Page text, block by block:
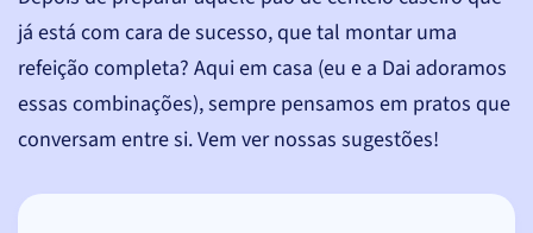
já está com cara de sucesso, que tal montar uma
refeição completa? Aqui em casa (eu e a Dai adoramos
essas combinações), sempre pensamos em pratos que
conversam entre si. Vem ver nossas sugestões!